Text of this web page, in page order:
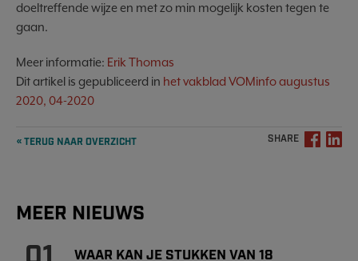
doeltreffende wijze en met zo min mogelijk kosten tegen te
gaan.
Meer informatie: Erik Thomas
Dit artikel is gepubliceerd in het vakblad VOMinfo augustus
2020, 04-2020
« TERUG NAAR OVERZICHT SHARE
MEER NIEUWS
WAAR KAN JE STUKKEN VAN 18